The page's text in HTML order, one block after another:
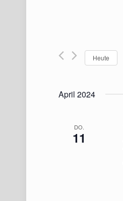
Heute
April 2024
DO.
11